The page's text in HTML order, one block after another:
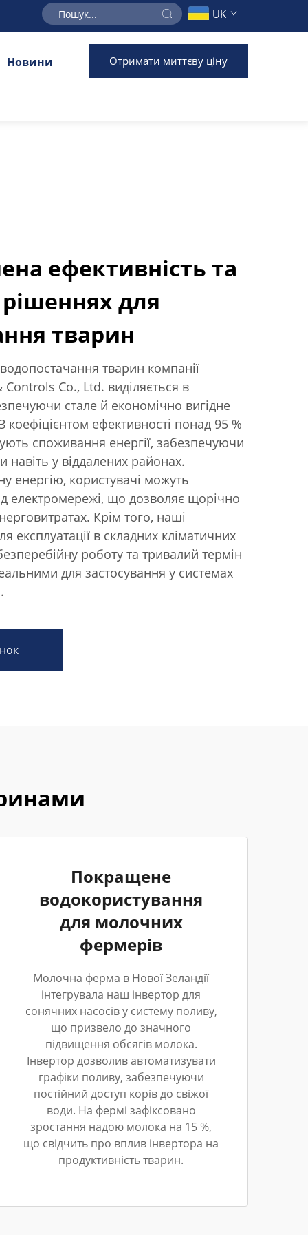
UK
Новини Отримати миттєву ціну
ефективність та
рішеннях для
тварин
тварин компанії
Co., Ltd. виділяється в
стале й економічно вигідне
ефективності понад 95 %
споживання енергії, забезпечуючи
навіть у віддалених районах.
енергію, користувачі можуть
електромережі, що дозволяє щорічно
Крім того, наші
експлуатації в складних кліматичних
роботу та тривалий термін
для застосування у системах
Покращене
водокористування
для молочних
фермерів
Молочна ферма в Нової Зеландії
інтегрувала наш інвертор для
сонячних насосів у систему поливу,
що призвело до значного
підвищення обсягів молока.
Інвертор дозволив автоматизувати
графіки поливу, забезпечуючи
постійний доступ корів до свіжої
води. На фермі зафіксовано
зростання надою молока на 15 %,
що свідчить про вплив інвертора на
продуктивність тварин.